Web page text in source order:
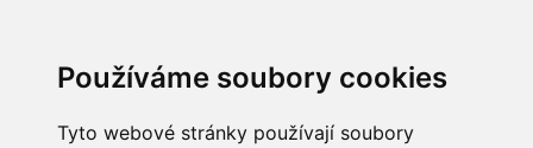
Používáme soubory cookies
Tyto webové stránky používají soubory